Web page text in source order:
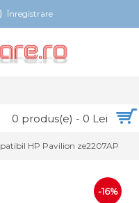
Înregistrare
0 produs(e) - 0 Lei
HP Pavilion ze2207AP
-16%